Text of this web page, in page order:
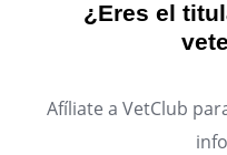
¿Eres el
Afíliate a VetClub